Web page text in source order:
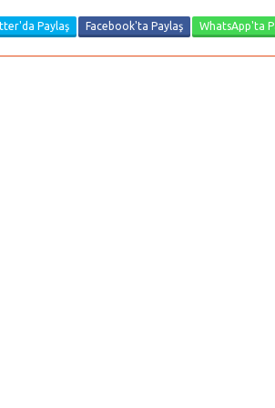
Paylaş Facebook'ta Paylaş WhatsApp'ta